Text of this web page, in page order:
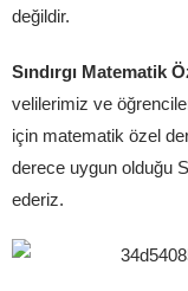
değildir.
Sındırgı Matematik
velilerimiz ve
için matematik özel
derece uygun olduğu
ederiz.